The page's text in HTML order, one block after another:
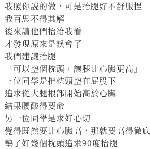
我照你說的做，可是抬腿好不舒服捏
我百思不得其解
後來請他們抬給我看
才發現原來是誤會了
我們建議抬腿
「可以墊個枕頭，讓腿比心臟更高」
ㄧ位同學是把枕頭墊在屁股下
追求從大腿根部開始高於心臟
結果腰酸得要命
另一位同學是求好心切
覺得既然要比心臟高，那就要高得徹底
墊了好幾個枕頭追求90度抬腿